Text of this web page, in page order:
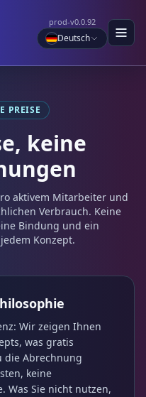
prod-v0.0.92
Deutsch
PREISE
keine
aktivem Mitarbeiter und
Verbrauch. Keine
Bindung und ein
Konzept.
Wir zeigen Ihnen
was gratis
die Abrechnung
keine
Was Sie nicht nutzen,